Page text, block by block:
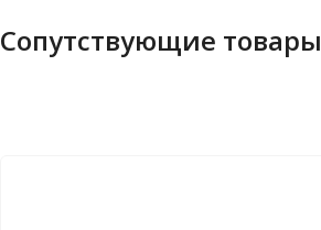
Сопутствующие товары